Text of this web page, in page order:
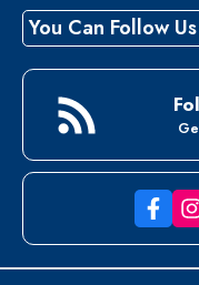
You Can Follow